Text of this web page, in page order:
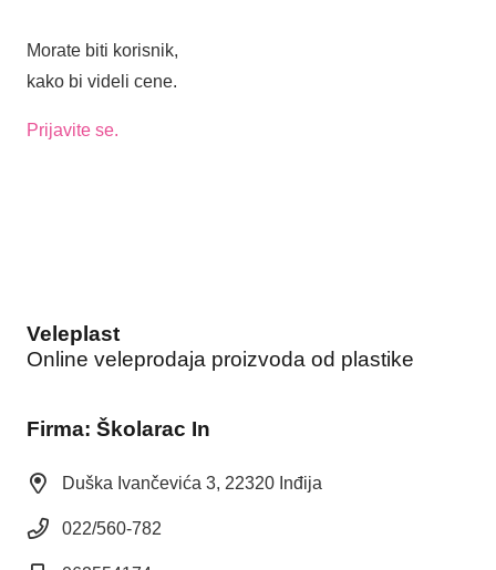
Morate biti korisnik,
kako bi videli cene.
Prijavite se.
Veleplast
Online veleprodaja proizvoda od plastike
Firma: Školarac In
Duška Ivančevića 3, 22320 Inđija
022/560-782